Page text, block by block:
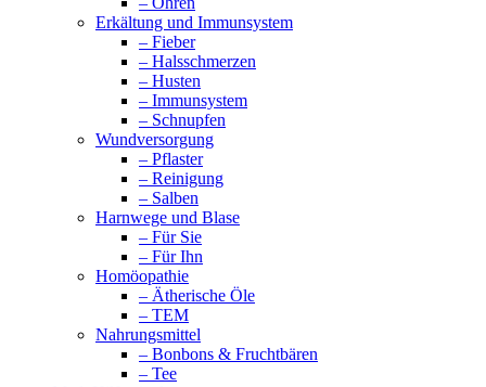
Erkältung und Immunsystem
– Fieber
– Halsschmerzen
– Husten
– Immunsystem
– Schnupfen
Wundversorgung
– Pflaster
– Reinigung
– Salben
Harnwege und Blase
– Für Sie
– Für Ihn
Homöopathie
– Ätherische Öle
– TEM
Nahrungsmittel
– Bonbons & Fruchtbären
– Tee